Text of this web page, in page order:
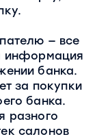
— все
информация
банка.
за покупки
банка.
разного
салонов